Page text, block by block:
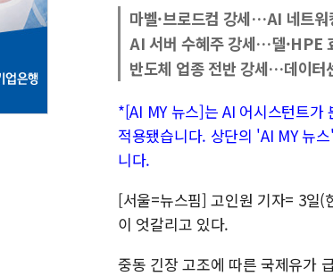
마벨·브로드컴 강세…AI 네트워
AI 서버 수혜주 강세…델·HPE
반도체 업종 전반 강세…데이터
*[AI MY 뉴스]는 AI 어시스턴트가
적용됐습니다. 상단의 'AI MY 뉴
니다.
[서울=뉴스핌] 고인원 기자= 3일(
이 엇갈리고 있다.
중동 긴장 고조에 따른 국제유가